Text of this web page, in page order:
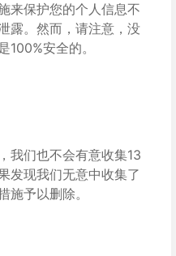
来保护您的个人信息不
露。然而，请注意，没
100%安全的。
我们也不会有意收集13
发现我们无意中收集了
施予以删除。